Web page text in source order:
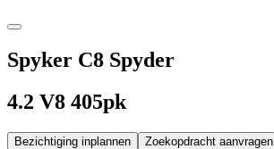
Spyker C8 Spyder
4.2 V8 405pk
Bezichtiging inplannen Zoekopdracht aanvragen